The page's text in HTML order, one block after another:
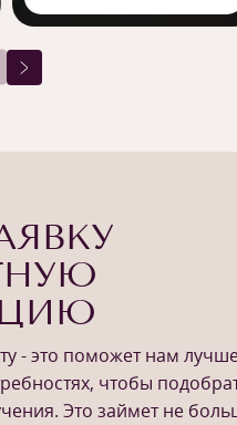
- это поможет нам
чтобы
Это займет не